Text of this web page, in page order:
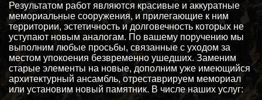
Результатом работ являются красивые и аккуратные
мемориальные сооружения, и прилегающие к ним
территории, эстетичность и долговечность которых не
уступают новым аналогам. По вашему поручению мы
выполним любые просьбы, связанные с уходом за
местом упокоения безвременно ушедших. Заменим
старые элементы на новые, дополним уже имеющийся
архитектурный ансамбль, отреставрируем мемориал
или установим новый памятник. В числе наших услуг: